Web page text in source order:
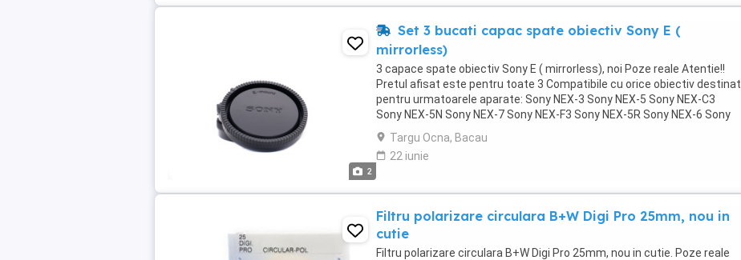
2
Set 3 bucati capac spate obiectiv Sony E (
mirrorless)
3 capace spate obiectiv Sony E ( mirrorless), noi Poze reale Atentie!!
Pretul afisat este pentru toate 3 Compatibile cu orice obiectiv destinat
pentru urmatoarele aparate: Sony NEX-3 Sony NEX-5 Sony NEX-C3
Sony NEX-5N Sony NEX-7 Sony NEX-F3 Sony NEX-5R Sony NEX-6 Sony
NEX-3N Sony NEX-5T Sony 3000 Sony ...
Targu Ocna, Bacau
22 iunie
Filtru polarizare circulara B+W Digi Pro 25mm, nou in
cutie
Filtru polarizare circulara B+W Digi Pro 25mm, nou in cutie. Poze reale